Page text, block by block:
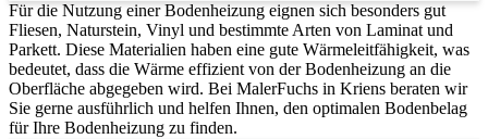
Für die Nutzung einer Bodenheizung eignen sich besonders gut
Fliesen, Naturstein, Vinyl und bestimmte Arten von Laminat und
Parkett. Diese Materialien haben eine gute Wärmeleitfähigkeit, was
bedeutet, dass die Wärme effizient von der Bodenheizung an die
Oberfläche abgegeben wird. Bei MalerFuchs in Kriens beraten wir
Sie gerne ausführlich und helfen Ihnen, den optimalen Bodenbelag
für Ihre Bodenheizung zu finden.